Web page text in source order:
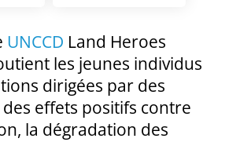
UNCCD Land Heroes
les jeunes individus
dirigées par des
effets positifs contre
la dégradation des